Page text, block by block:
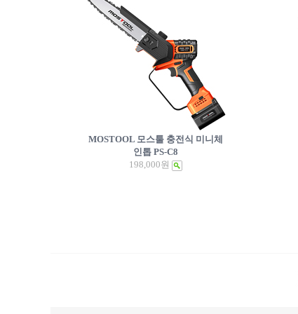
MOSTOOL 모스툴 충전식 미니체
인톱 PS-C8
198,000원